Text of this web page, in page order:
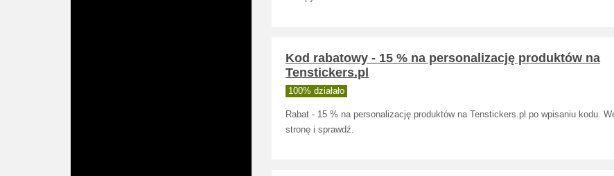
Kod rabatowy - 15 % na personalizację produktów na
Tenstickers.pl
100% działało
Rabat - 15 % na personalizację produktów na Tenstickers.pl po wpisaniu kodu.
stronę i sprawdź.